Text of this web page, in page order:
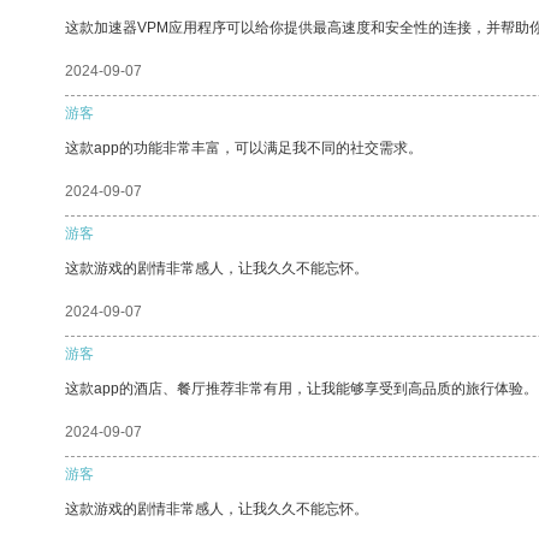
这款加速器VPM应用程序可以给你提供最高速度和安全性的连接，并帮助
2024-09-07
游客
这款app的功能非常丰富，可以满足我不同的社交需求。
2024-09-07
游客
这款游戏的剧情非常感人，让我久久不能忘怀。
2024-09-07
游客
这款app的酒店、餐厅推荐非常有用，让我能够享受到高品质的旅行体验。
2024-09-07
游客
这款游戏的剧情非常感人，让我久久不能忘怀。